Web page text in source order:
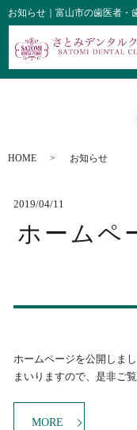
お知らせ｜富山市の歯医者・
HOME お知らせ
2019/04/11
ホームペ
ホームページを公開しま
まいりますので、是非ご覧
MORE